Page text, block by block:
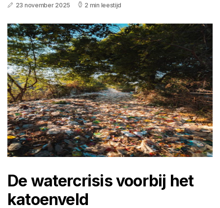
23 november 2025 2 min leestijd
De watercrisis voorbij het
katoenveld